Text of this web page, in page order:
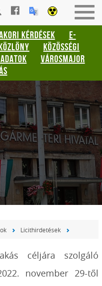
KÉRDÉSEK
E-
KÖZÖSSÉGI
VÁROSMAJOR
Licithirdetések
céljára szolgáló
november 29-től